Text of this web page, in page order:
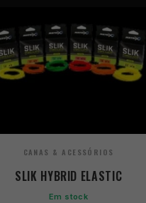
CANAS & ACESSÓRIOS
SLIK HYBRID ELASTIC
Em stock